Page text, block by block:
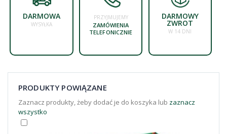
DARMOWA
WYSYŁKA
PRZYJMUJEMY
ZAMÓWIENIA
TELEFONICZNIE
DARMOWY
ZWROT
W 14 DNI
PRODUKTY POWIĄZANE
Zaznacz produkty, żeby dodać je do koszyka lub zaznacz
wszystko